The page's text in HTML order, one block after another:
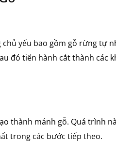
chủ yếu bao gồm gỗ rừng tự
đó tiến hành cắt thành các
thành mảnh gỗ. Quá trình
trong các bước tiếp theo.